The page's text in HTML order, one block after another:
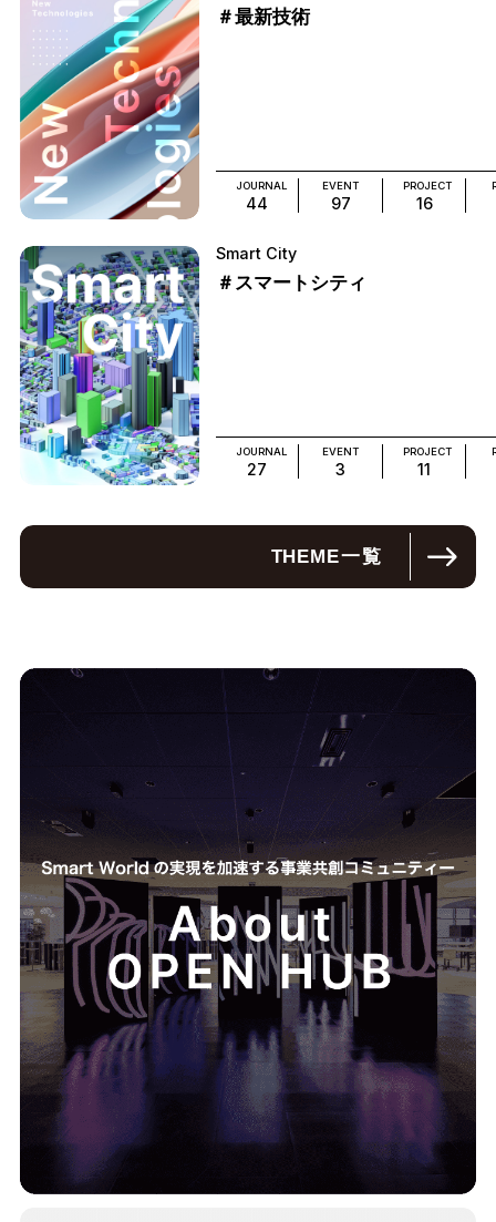
＃最新技術
JOURNAL
44
EVENT
97
PROJECT
16
Smart City
＃スマートシティ
JOURNAL
27
EVENT
3
PROJECT
11
THEME一覧